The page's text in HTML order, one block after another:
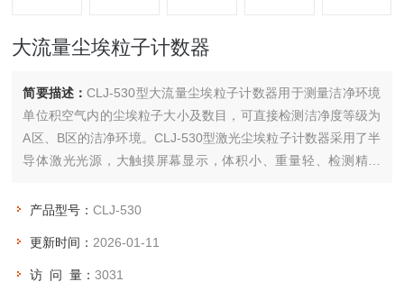
大流量尘埃粒子计数器
简要描述：CLJ-530型大流量尘埃粒子计数器用于测量洁净环境
单位积空气内的尘埃粒子大小及数目，可直接检测洁净度等级为
A区、B区的洁净环境。CLJ-530型激光尘埃粒子计数器采用了半
导体激光光源，大触摸屏幕显示，体积小、重量轻、检测精度
果，测试洁净环境十分便利。
产品型号：CLJ-530
更新时间： 2026-01-11
访 问 量：3031